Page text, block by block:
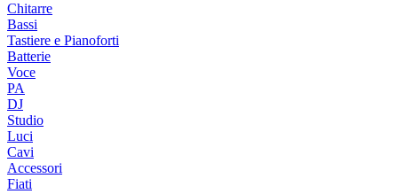
Chitarre
Bassi
Tastiere e Pianoforti
Batterie
Voce
PA
DJ
Studio
Luci
Cavi
Accessori
Fiati